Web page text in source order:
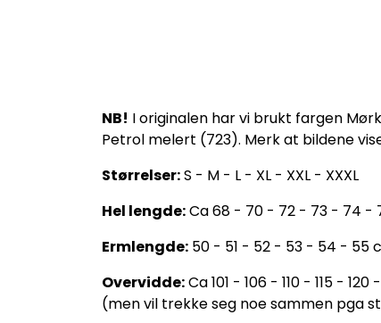
NB! I originalen har vi brukt fargen
Petrol melert (723). Merk at bildene
Størrelser:S - M - L - XL - XXL - XXXL
Hel lengde:Ca 68 - 70 - 72 - 73 - 74 -
Ermlengde: 50 - 51 - 52 - 53 - 54 - 55
Overvidde:Ca 101 - 106 - 110 - 115 - 120
(men vil trekke seg noe sammen pga